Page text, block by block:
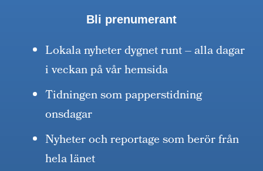
Bli prenumerant
Lokala nyheter dygnet runt – alla dagar
i veckan på vår hemsida
Tidningen som papperstidning
onsdagar
Nyheter och reportage som berör från
hela länet